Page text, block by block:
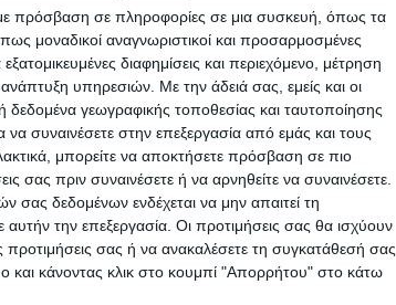
πρόσβαση σε πληροφορίες σε μια συσκευή, όπως τα
μοναδικοί αναγνωριστικοί και προσαρμοσμένες
διαφημίσεις και περιεχόμενο, μέτρηση
ανάπτυξη υπηρεσιών. Με την άδειά σας, εμείς και οι
δεδομένα γεωγραφικής τοποθεσίας και ταυτοποίησης
συναινέσετε στην επεξεργασία από εμάς και τους
μπορείτε να αποκτήσετε πρόσβαση σε πιο
σας πριν συναινέσετε ή να αρνηθείτε να συναινέσετε.
δεδομένων ενδέχεται να μην απαιτεί τη
την επεξεργασία. Οι προτιμήσεις σας θα ισχύουν
προτιμήσεις σας ή να ανακαλέσετε τη συγκατάθεσή σας
και κάνοντας κλικ στο κουμπί "Απορρήτου" στο κάτω
καμία συγκάλυψη,
καθώς
το 80% των
Γι’ αυτό ζητάμε
εταίρων, των
να είναι
το κόστος
τελειώνουν τα
όλα τα